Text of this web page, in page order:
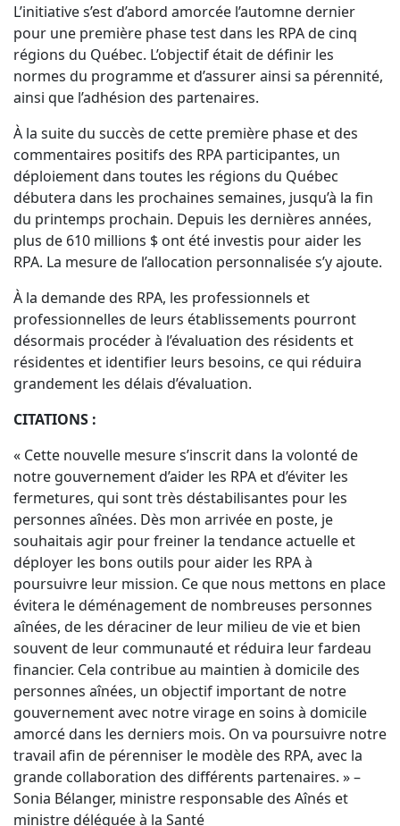
L’initiative s’est d’abord amorcée l’automne dernier
pour une première phase test dans les RPA de cinq
régions du Québec. L’objectif était de définir les
normes du programme et d’assurer ainsi sa pérennité,
ainsi que l’adhésion des partenaires.
À la suite du succès de cette première phase et des
commentaires positifs des RPA participantes, un
déploiement dans toutes les régions du Québec
débutera dans les prochaines semaines, jusqu’à la fin
du printemps prochain. Depuis les dernières années,
plus de 610 millions $ ont été investis pour aider les
RPA. La mesure de l’allocation personnalisée s’y ajoute.
À la demande des RPA, les professionnels et
professionnelles de leurs établissements pourront
désormais procéder à l’évaluation des résidents et
résidentes et identifier leurs besoins, ce qui réduira
grandement les délais d’évaluation.
CITATIONS :
« Cette nouvelle mesure s’inscrit dans la volonté de
notre gouvernement d’aider les RPA et d’éviter les
fermetures, qui sont très déstabilisantes pour les
personnes aînées. Dès mon arrivée en poste, je
souhaitais agir pour freiner la tendance actuelle et
déployer les bons outils pour aider les RPA à
poursuivre leur mission. Ce que nous mettons en place
évitera le déménagement de nombreuses personnes
aînées, de les déraciner de leur milieu de vie et bien
souvent de leur communauté et réduira leur fardeau
financier. Cela contribue au maintien à domicile des
personnes aînées, un objectif important de notre
gouvernement avec notre virage en soins à domicile
amorcé dans les derniers mois. On va poursuivre notre
travail afin de pérenniser le modèle des RPA, avec la
grande collaboration des différents partenaires. » –
Sonia Bélanger, ministre responsable des Aînés et
ministre déléguée à la Santé